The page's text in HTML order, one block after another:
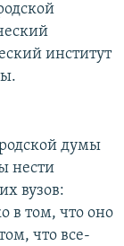
институт
думы
нести
вузов:
в том, что оно
что все-